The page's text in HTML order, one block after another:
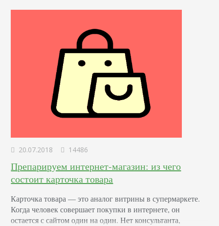
20.07.2018 14486
Препарируем интернет-магазин: из чего
состоит карточка товара
Карточка товара — это аналог витрины в супермаркете.
Когда человек совершает покупки в интернете, он
остается с сайтом один на один. Нет консультанта,